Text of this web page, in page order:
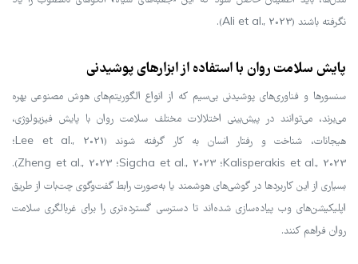
نگرفته باشند (Ali et al., 2023).
پایش سلامت روان با استفاده از ابزارهای پوشیدنی
سنسورها و فناوری‌های پوشیدنی بی‌سیم که از انواع الگوریتم‌های هوش مصنوعی بهره
می‌برند، می‌توانند در پیش‌بینی اختلالات مختلف سلامت روان با پایش فیزیولوژی،
هیجانات، شناخت و رفتار انسان به کار گرفته شوند (Lee et al., 2021؛
Kalisperakis et al., 2023؛ Sigcha et al., 2023؛ Zheng et al., 2023).
بسیاری از این کاربردها در گوشی‌های هوشمند یا به‌صورت رابط گفت‌وگوی چت‌بات از طریق
اپلیکیشن‌های وب پیاده‌سازی شده‌اند تا دسترسی گسترده‌تری را برای غربالگری سلامت
روان فراهم کنند.